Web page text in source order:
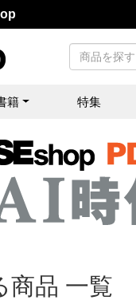
籍 特集
商品 一覧